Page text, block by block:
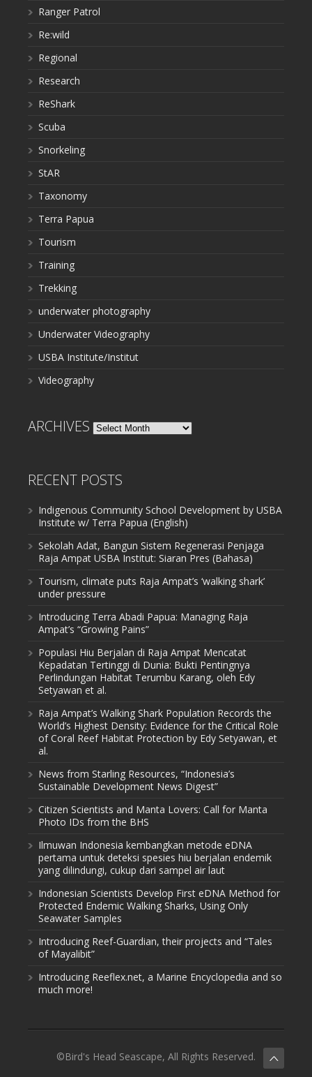
Ranger Patrol
Re:wild
Regional
Research
ReShark
Scuba
Snorkeling
StAR
Taxonomy
Terra Papua
Tourism
Training
Trekking
underwater photography
Underwater Videography
USBA Institute/Institut
Videography
ARCHIVES Archives
RECENT POSTS
Indigenous Community School Development by USBA
Institute w/ Terra Papua (English)
Sekolah Adat, Bangun Sistem Regenerasi Penjaga
Raja Ampat USBA Institut: Siaran Pres (Bahasa)
Tourism, climate puts Raja Ampat’s ‘walking shark’
under pressure
Introducing Terra Abadi Papua: Managing Raja
Ampat’s “Growing Pains”
Populasi Hiu Berjalan di Raja Ampat Mencatat
Kepadatan Tertinggi di Dunia: Bukti Pentingnya
Perlindungan Habitat Terumbu Karang, oleh Edy
Setyawan et al.
Raja Ampat’s Walking Shark Population Records the
World’s Highest Density: Evidence for the Critical Role
of Coral Reef Habitat Protection by Edy Setyawan, et
al.
News from Starling Resources, “Indonesia’s
Sustainable Development News Digest”
Citizen Scientists and Manta Lovers: Call for Manta
Photo IDs from the BHS
Ilmuwan Indonesia kembangkan metode eDNA
pertama untuk deteksi spesies hiu berjalan endemik
yang dilindungi, cukup dari sampel air laut
Indonesian Scientists Develop First eDNA Method for
Protected Endemic Walking Sharks, Using Only
Seawater Samples
Introducing Reef-Guardian, their projects and “Tales
of Mayalibit”
Introducing Reeflex.net, a Marine Encyclopedia and so
much more!
©Bird's Head Seascape, All Rights Reserved.